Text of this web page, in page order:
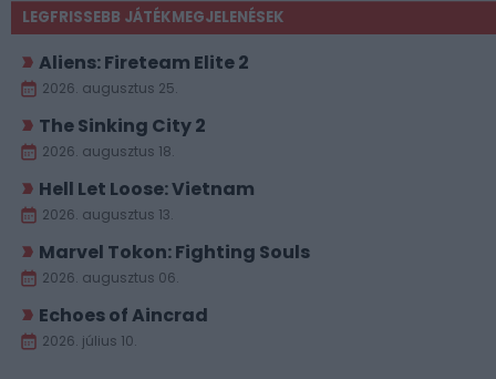
LEGFRISSEBB JÁTÉKMEGJELENÉSEK
Aliens: Fireteam Elite 2
2026. augusztus 25.
The Sinking City 2
2026. augusztus 18.
Hell Let Loose: Vietnam
2026. augusztus 13.
Marvel Tokon: Fighting Souls
2026. augusztus 06.
Echoes of Aincrad
2026. július 10.